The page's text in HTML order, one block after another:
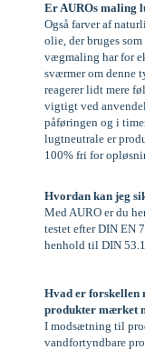
Er AUROs maling
Også farver af
olie, der bruges
vægmaling har for
sværmer om denne
reagerer lidt mere
vigtigt ved
påføringen og i
lugtneutrale er
100% fri for
Hvordan kan jeg
Med AURO er du
testet efter DIN EN
henhold til DIN
Hvad er forskellen
produkter mærket
I modsætning til
vandfortyndbare